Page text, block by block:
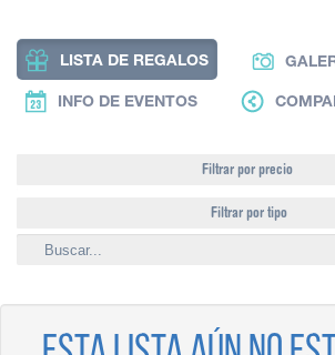
LISTA DE REGALOS
INFO DE EVENTOS
Filtrar por precio
Filtrar por tipo